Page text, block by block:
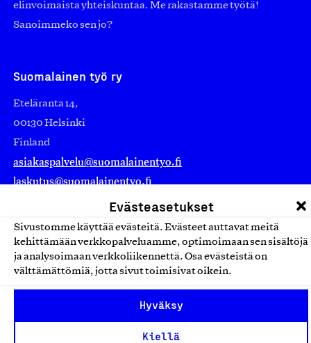
Evästeasetukset
Sivustomme käyttää evästeitä. Evästeet auttavat meitä
kehittämään verkkopalveluamme, optimoimaan sen sisältöjä
ja analysoimaan verkkoliikennettä. Osa evästeistä on
välttämättömiä, jotta sivut toimisivat oikein.
Hyväksy
Kiellä
elinvoimaista yhteiskuntaa. Me rakastamme työtä!
Sanoimmeko sen jo?
Suomalainen työ ry
Eteläranta 14,
00130 Helsinki
Finland
asiakaspalvelu@suomalainentyo.fi
laskutus@suomalainentyo.fi
Avainlippu